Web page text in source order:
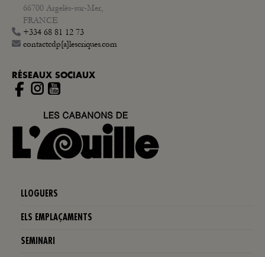
66700 Argelès-sur-Mer,
FRANCE
+334 68 81 12 73
contactcdp[a]lescriques.com
RÉSEAUX SOCIAUX
Instagram
LLOGUERS
ELS EMPLAÇAMENTS
SEMINARI